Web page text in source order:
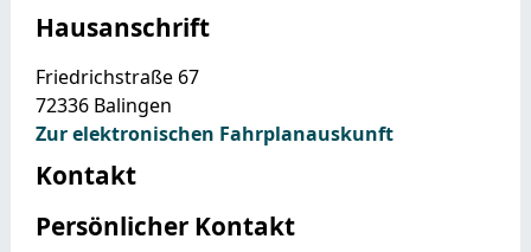
Hausanschrift
Friedrichstraße 67
72336 Balingen
Zur elektronischen Fahrplanauskunft
Kontakt
Persönlicher Kontakt